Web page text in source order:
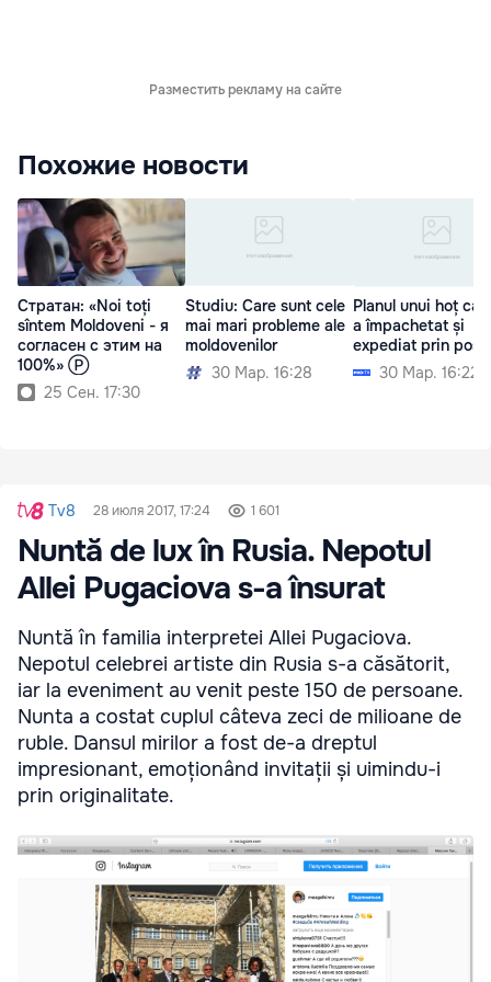
Разместить рекламу на сайте
Похожие новости
Стратан: «Noi toți
sîntem Moldoveni - я
согласен с этим на
100%» Ⓟ
25 Сен. 17:30
Studiu: Care sunt cele
mai mari probleme ale
moldovenilor
30 Мар. 16:28
Planul unui hoț
a împachetat și
expediat prin
30 Мар. 16:22
Tv8 28 июля 2017, 17:24 1 601
Nuntă de lux în Rusia. Nepotul
Allei Pugaciova s-a însurat
Nuntă în familia interpretei Allei Pugaciova.
Nepotul celebrei artiste din Rusia s-a căsătorit,
iar la eveniment au venit peste 150 de persoane.
Nunta a costat cuplul câteva zeci de milioane de
ruble. Dansul mirilor a fost de-a dreptul
impresionant, emoționând invitații și uimindu-i
prin originalitate.